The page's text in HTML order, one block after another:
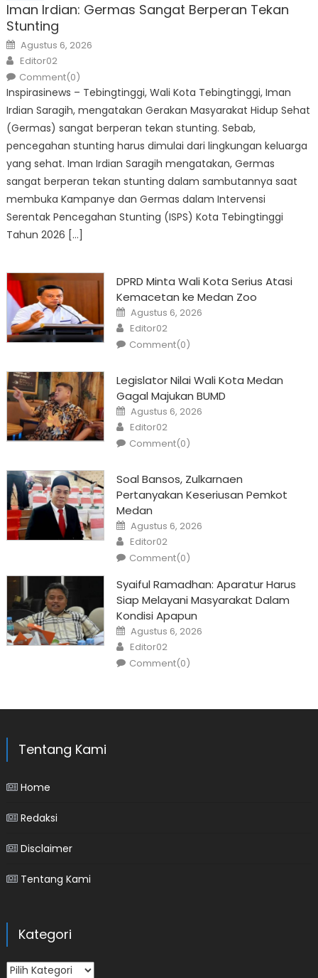
Iman Irdian: Germas Sangat Berperan Tekan
Stunting
Posted
on
Agustus 6, 2026
Author
Editor02
Comment(0)
Inspirasinews – Tebingtinggi, Wali Kota Tebingtinggi, Iman
Irdian Saragih, mengatakan Gerakan Masyarakat Hidup Sehat
(Germas) sangat berperan tekan stunting. Sebab,
pencegahan stunting harus dimulai dari lingkungan keluarga
yang sehat. Iman Irdian Saragih mengatakan, Germas
sangat berperan tekan stunting dalam sambutannya saat
membuka Kampanye dan Germas dalam Intervensi
Serentak Pencegahan Stunting (ISPS) Kota Tebingtinggi
Tahun 2026 […]
DPRD Minta Wali Kota Serius Atasi
Kemacetan ke Medan Zoo
Posted
on
Agustus 6, 2026
Author
Editor02
Comment(0)
Legislator Nilai Wali Kota Medan
Gagal Majukan BUMD
Posted
on
Agustus 6, 2026
Author
Editor02
Comment(0)
Soal Bansos, Zulkarnaen
Pertanyakan Keseriusan Pemkot
Medan
Posted
on
Agustus 6, 2026
Author
Editor02
Comment(0)
Syaiful Ramadhan: Aparatur Harus
Siap Melayani Masyarakat Dalam
Kondisi Apapun
Posted
on
Agustus 6, 2026
Author
Editor02
Comment(0)
Tentang Kami
Home
Redaksi
Disclaimer
Tentang Kami
Kategori
Kategori